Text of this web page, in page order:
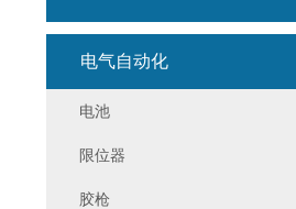
电气自动化
电池
限位器
胶枪